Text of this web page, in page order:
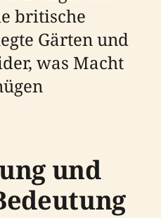
britische
Gärten und
was Macht
und